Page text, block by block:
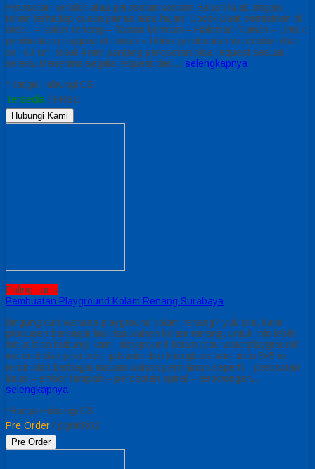
Perosotan sendok atau perosotan costom Bahan kuat, ringan,
tahan terhadap cuaca panas atau hujan. Cocok Buat permainan di
area : – kolam renang – Taman bermain – Halaman Rumah – Untuk
pembuatan playground taman – Untuk pembuatan waterplay lebar
50 -60 cm Tebal 4 mm panjang perosotan bisa request sesuai
selera. Menerima segala request dari… selengkapnya
*Harga Hubungi CS
Tersedia / PRSC
Hubungi Kami
Paling Laris
Pembuatan Playground Kolam Renang Surabaya
bingung cari wahana playground kolam renang? yuk sini, kami
produsen berbagai fasilitas wahan kolam renang, untuk info lebih
lanjut bisa hubungi kami. playground kolam atau waterplayground
material dari pipa besi galvanis dan fiberglass luas area 8×5 m
terdiri dari berbagai macam wahan permainan seperti – perosotan
lurus – ember tumpah – perosotan spiral – terowongan…
selengkapnya
*Harga Hubungi CS
Pre Order / pgnKR02
Pre Order